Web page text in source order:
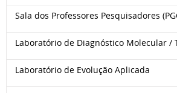
Sala dos Professores Pesquisadores
Laboratório de Diagnóstico Molecular /
Laboratório de Evolução Aplicada